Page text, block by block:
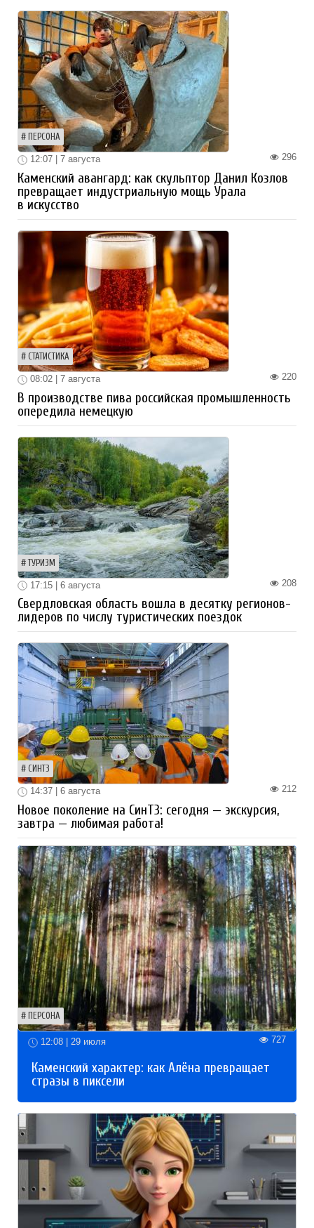
ПЕРСОНА
296
12:07 | 7 августа
Каменский авангард: как скульптор Данил Козлов
превращает индустриальную мощь Урала
в искусство
СТАТИСТИКА
220
08:02 | 7 августа
В производстве пива российская промышленность
опередила немецкую
ТУРИЗМ
208
17:15 | 6 августа
Свердловская область вошла в десятку регионов-
лидеров по числу туристических поездок
СИНТЗ
212
14:37 | 6 августа
Новое поколение на СинТЗ: сегодня — экскурсия,
завтра — любимая работа!
ПЕРСОНА
12:08 | 29 июля 727
Каменский характер: как Алёна превращает
стразы в пиксели